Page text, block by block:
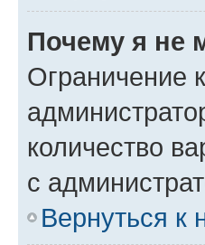
Почему я не
Ограничение
количество
с
Вернуться к